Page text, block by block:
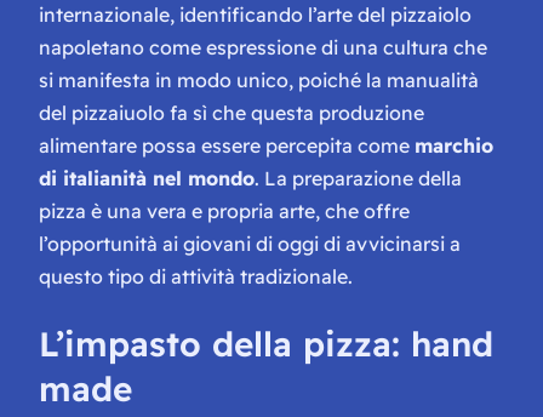
internazionale, identificando l’arte del pizzaiolo
napoletano come espressione di una cultura che
si manifesta in modo unico, poiché la manualità
del pizzaiuolo fa sì che questa produzione
alimentare possa essere percepita come marchio
di italianità nel mondo. La preparazione della
pizza è una vera e propria arte, che offre
l’opportunità ai giovani di oggi di avvicinarsi a
questo tipo di attività tradizionale.
L’impasto della pizza: hand
made